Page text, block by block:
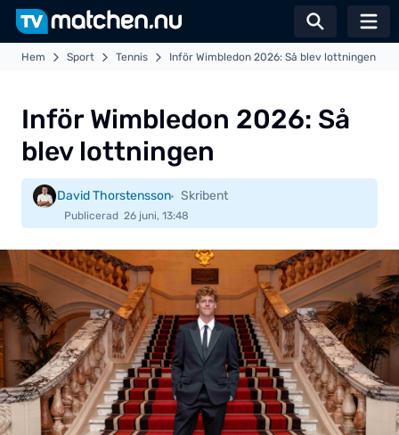
Växla
Hem Sport Tennis Inför Wimbledon 2026: Så blev lottningen
Inför Wimbledon 2026: Så
blev lottningen
David Thorstensson Skribent
Publicerad 26 juni, 13:48